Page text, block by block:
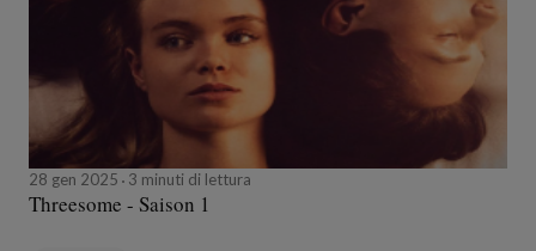
28 gen 2025 3 minuti di lettura
Threesome - Saison 1